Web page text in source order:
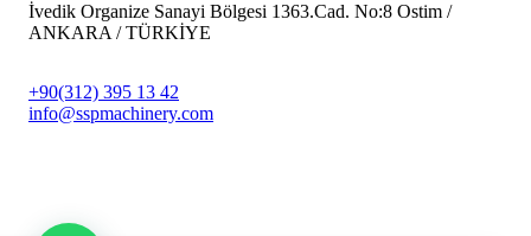
İvedik Organize Sanayi Bölgesi 1363.Cad. No:8 Ostim /
ANKARA / TÜRKİYE
+90(312) 395 13 42
info@sspmachinery.com